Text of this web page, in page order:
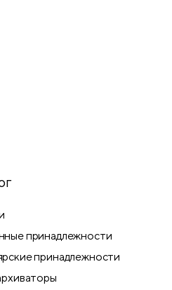
принадлежности
принадлежности